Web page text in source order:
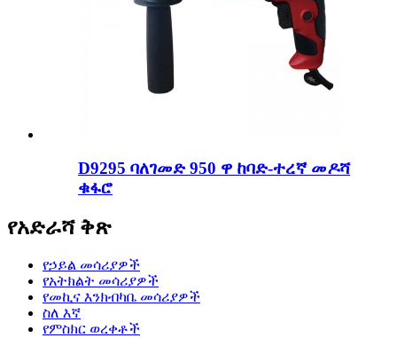
D9295 ባለገመድ 950 ዋ ከባድ-ተረኛ መዶሻ
ቁፋሮ
የአድራሻ ቅጽ
የኃይል መሳሪያዎች
የአትክልት መሳሪያዎች
የመኪና እንክብካቤ መሳሪያዎች
ስለ እኛ
የምስክር ወረቀቶች